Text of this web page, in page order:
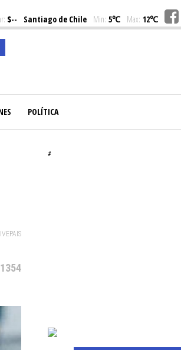
$-- Santiago de Chile Min: 5℃ Max: 12℃
POLÍTICA
#